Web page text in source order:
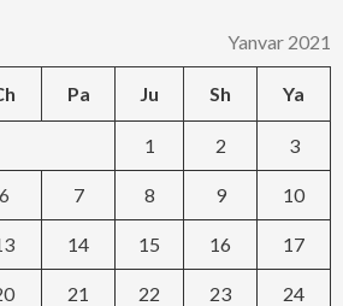
Yanvar 2021
Pa Ju Sh Ya
1 2 3
6 7 8 9 10
14 15 16 17
21 22 23 24